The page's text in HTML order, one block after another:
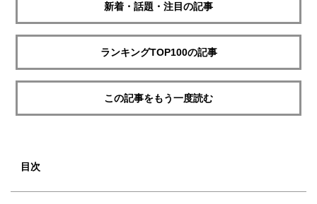
新着・話題・注目の記事
ランキングTOP100の記事
この記事をもう一度読む
目次